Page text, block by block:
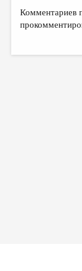
МАЛАЯ ПРОЗА
ЭССЕИСТИКА
Комментариев